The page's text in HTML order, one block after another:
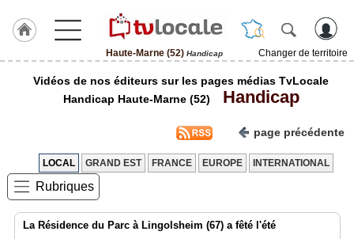
Haute-Marne (52) Handicap
Changer de territoire
J'adhère
TvLocale
France
Vidéos de nos éditeurs sur les pages médias TvLocale
Handicap Haute-Marne (52)
Handicap
page précédente
LOCAL GRAND EST FRANCE EUROPE INTERNATIONAL
Rubriques
La Résidence du Parc à Lingolsheim (67) a fêté l'été